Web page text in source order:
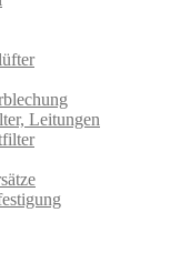
Leitungen